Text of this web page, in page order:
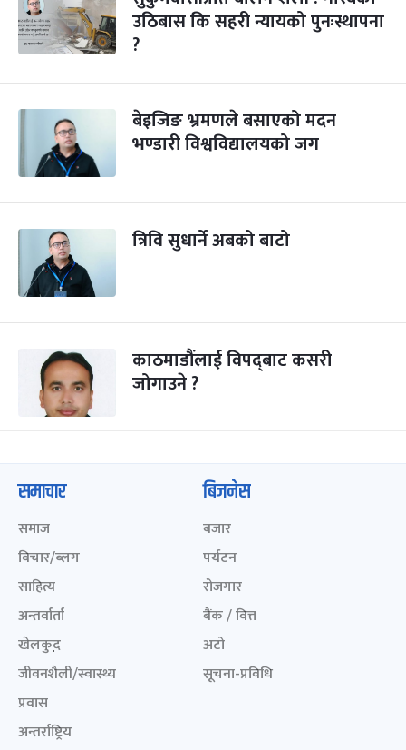
उठिबास कि सहरी न्यायको पुनःस्थापना
?
बेइजिङ भ्रमणले बसाएको मदन
भण्डारी विश्वविद्यालयको जग
त्रिवि सुधार्ने अबको बाटो
काठमाडौंलाई विपद्‍बाट कसरी
जोगाउने ?
समाचार
समाज
विचार/ब्लग
साहित्य
अन्तर्वार्ता
खेलकुद़़
जीवनशैली/स्वास्थ्य
प्रवास
अन्तर्राष्ट्रिय
बिजनेस
बजार
पर्यटन
रोजगार
बैंक / वित्त
अटो
सूचना-प्रविधि